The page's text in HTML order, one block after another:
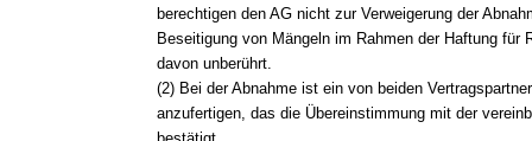
berechtigen den AG nicht zur Verweigerung der
Beseitigung von Mängeln im Rahmen der Haftung für
davon unberührt.
(2) Bei der Abnahme ist ein von beiden
anzufertigen, das die Übereinstimmung mit der